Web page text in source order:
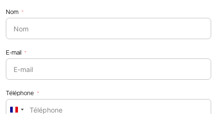
Nom
E-mail
Téléphone
France